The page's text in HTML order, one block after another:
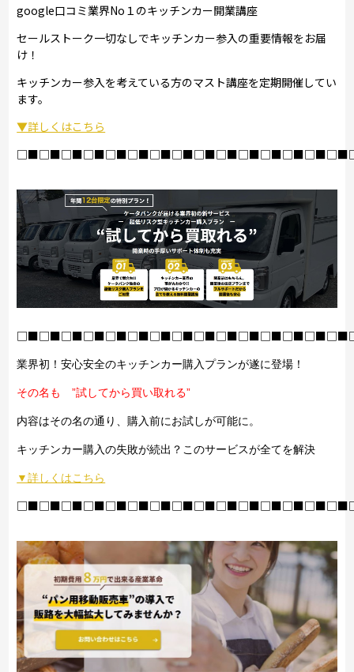
google口コミ業界No１のキッチンカー開業講座
セールストーク一切なしでキッチンカー参入の重要情報をお届
け！
キッチンカー参入を考えている方のマスト講座を定期開催してい
ます。
▼詳しくはこちら
業界初！安心安全のキッチンカー購入プランが遂に登場！
その名も ”試してから買い取れる”
内容はその名の通り、購入前にお試しが可能に。
キッチンカー購入の失敗が続出？このサービスが全てを解決
▼詳しくはこちら